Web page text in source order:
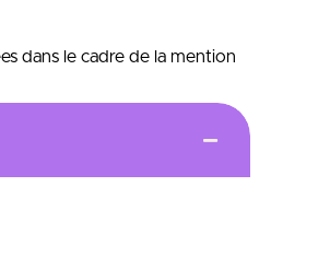
dans le cadre de la mention